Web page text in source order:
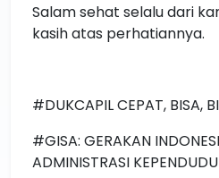
Salam sehat selalu dari
kasih atas perhatiannya.
#DUKCAPIL CEPAT, BISA,
#GISA: GERAKAN
ADMINISTRASI